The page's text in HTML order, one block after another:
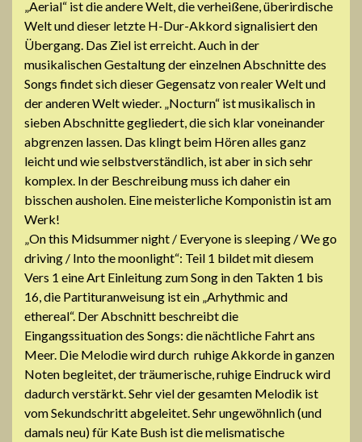
„Aerial“ ist die andere Welt, die verheißene, überirdische
Welt und dieser letzte H-Dur-Akkord signalisiert den
Übergang. Das Ziel ist erreicht. Auch in der
musikalischen Gestaltung der einzelnen Abschnitte des
Songs findet sich dieser Gegensatz von realer Welt und
der anderen Welt wieder. „Nocturn“ ist musikalisch in
sieben Abschnitte gegliedert, die sich klar voneinander
abgrenzen lassen. Das klingt beim Hören alles ganz
leicht und wie selbstverständlich, ist aber in sich sehr
komplex. In der Beschreibung muss ich daher ein
bisschen ausholen. Eine meisterliche Komponistin ist am
Werk!
„On this Midsummer night / Everyone is sleeping / We go
driving / Into the moonlight“: Teil 1 bildet mit diesem
Vers 1 eine Art Einleitung zum Song in den Takten 1 bis
16, die Partituranweisung ist ein „Arhythmic and
ethereal“. Der Abschnitt beschreibt die
Eingangssituation des Songs: die nächtliche Fahrt ans
Meer. Die Melodie wird durch ruhige Akkorde in ganzen
Noten begleitet, der träumerische, ruhige Eindruck wird
dadurch verstärkt. Sehr viel der gesamten Melodik ist
vom Sekundschritt abgeleitet. Sehr ungewöhnlich (und
damals neu) für Kate Bush ist die melismatische